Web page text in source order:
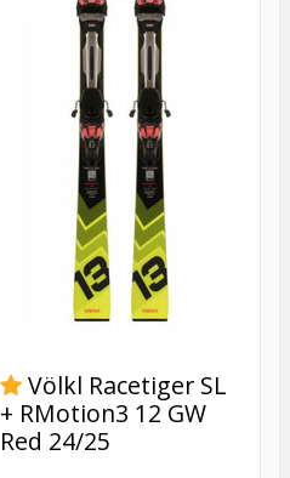
Völkl Racetiger SL
+ RMotion3 12 GW
Red 24/25